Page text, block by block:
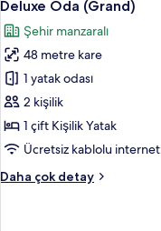
high
floor)
hakkında
daha
fazla
detay
Oda
(Grand)
için
tüm
fotoğrafları
görün
Deluxe Oda (Grand)
Şehir manzaralı
48 metre kare
1 yatak odası
2 kişilik
1 çift Kişilik Yatak
Ücretsiz kablolu internet
Daha çok detay
Deluxe